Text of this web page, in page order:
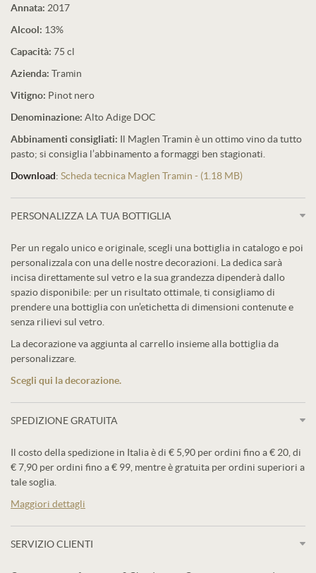
Annata: 2017
Alcool: 13%
Capacità: 75 cl
Azienda: Tramin
Vitigno: Pinot nero
Denominazione: Alto Adige DOC
Abbinamenti consigliati: Il Maglen Tramin è un ottimo vino da tutto
pasto; si consiglia l’abbinamento a formaggi ben stagionati.
Download: Scheda tecnica Maglen Tramin - (1.18 MB)
PERSONALIZZA LA TUA BOTTIGLIA
Per un regalo unico e originale, scegli una bottiglia in catalogo e poi
personalizzala con una delle nostre decorazioni. La dedica sarà
incisa direttamente sul vetro e la sua grandezza dipenderà dallo
spazio disponibile: per un risultato ottimale, ti consigliamo di
prendere una bottiglia con un’etichetta di dimensioni contenute e
senza rilievi sul vetro.
La decorazione va aggiunta al carrello insieme alla bottiglia da
personalizzare.
Scegli qui la decorazione.
SPEDIZIONE GRATUITA
Il costo della spedizione in Italia è di € 5,90 per ordini fino a € 20, di
€ 7,90 per ordini fino a € 99, mentre è gratuita per ordini superiori a
tale soglia.
Maggiori dettagli
SERVIZIO CLIENTI